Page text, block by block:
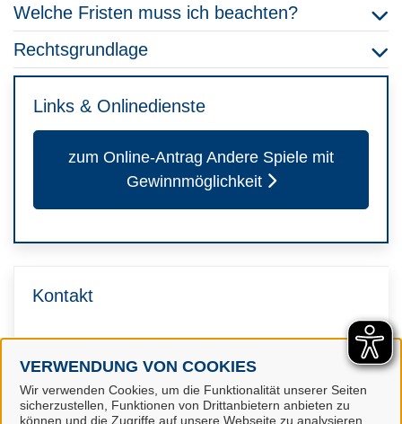
VERWENDUNG VON COOKIES
Wir verwenden Cookies, um die Funktionalität unserer Seiten
sicherzustellen, Funktionen von Drittanbietern anbieten zu
können und die Zugriffe auf unsere Webseite zu analysieren.
Welche Fristen muss ich beachten?
Rechtsgrundlage
Links & Onlinedienste
zum Online-Antrag Andere Spiele mit
Gewinnmöglichkeit
Kontakt